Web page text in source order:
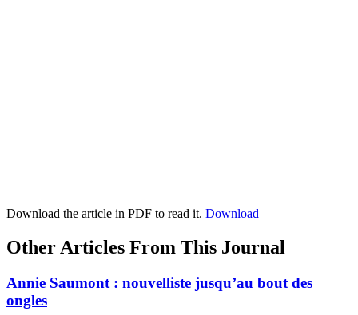
Download the article in PDF to read it. Download
Other Articles From This Journal
Annie Saumont : nouvelliste jusqu’au bout des
ongles